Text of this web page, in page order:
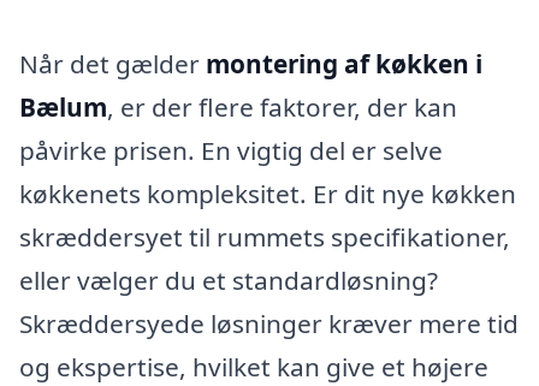
Når det gælder montering af køkken i
Bælum, er der flere faktorer, der kan
påvirke prisen. En vigtig del er selve
køkkenets kompleksitet. Er dit nye køkken
skræddersyet til rummets specifikationer,
eller vælger du et standardløsning?
Skræddersyede løsninger kræver mere tid
og ekspertise, hvilket kan give et højere